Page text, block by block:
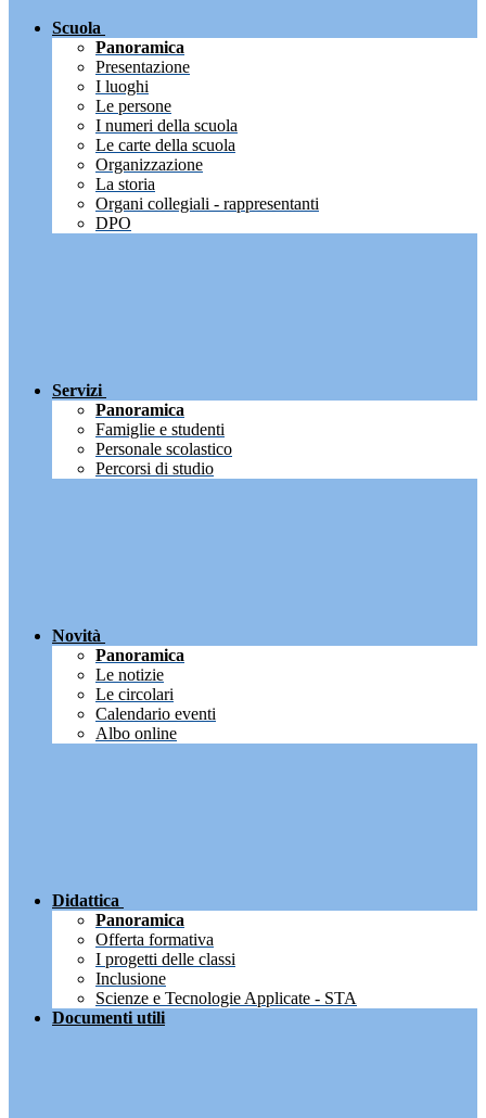
Scuola
Panoramica
Presentazione
I luoghi
Le persone
I numeri della scuola
Le carte della scuola
Organizzazione
La storia
Organi collegiali - rappresentanti
DPO
Servizi
Panoramica
Famiglie e studenti
Personale scolastico
Percorsi di studio
Novità
Panoramica
Le notizie
Le circolari
Calendario eventi
Albo online
Didattica
Panoramica
Offerta formativa
I progetti delle classi
Inclusione
Scienze e Tecnologie Applicate - STA
Documenti utili